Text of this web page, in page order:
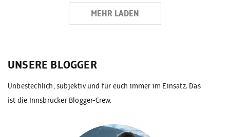
MEHR LADEN
UNSERE BLOGGER
Unbestechlich, subjektiv und für euch immer im Einsatz. Das
ist die Innsbrucker Blogger-Crew.